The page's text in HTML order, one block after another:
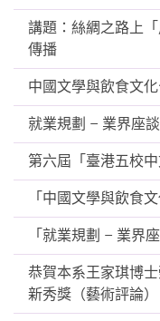
講題：絲綢之路上
傳播
中國文學與飲食文
就業規劃 – 業界座
第六屆「臺港五校
「中國文學與飲食
「就業規劃 – 業界座
恭賀本系王家琪博
新秀獎（藝術評論）